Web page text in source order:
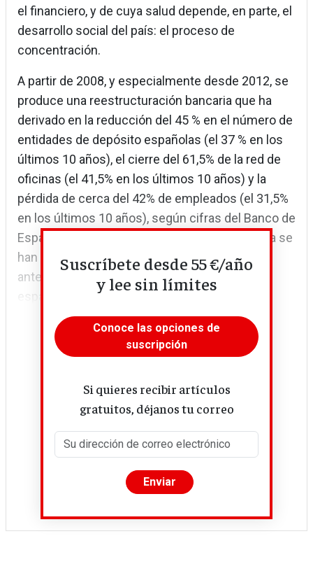
el financiero, y de cuya salud depende, en parte, el
desarrollo social del país: el proceso de
concentración.
A partir de 2008, y especialmente desde 2012, se
produce una reestructuración bancaria que ha
derivado en la reducción del 45 % en el número de
entidades de depósito españolas (el 37 % en los
últimos 10 años), el cierre del 61,5% de la red de
oficinas (el 41,5% en los últimos 10 años) y la
pérdida de cerca del 42% de empleados (el 31,5%
en los últimos 10 años), según cifras del Banco de
España. Los niveles de concentración bancaria se
han acelerado a una velocidad nunca vista
anteriormente: las cinco primeras entidades
españolas por activos totales...
Suscríbete desde 55 €/año
y lee sin límites
Conoce las opciones de
suscripción
Si quieres recibir artículos
gratuitos, déjanos tu correo